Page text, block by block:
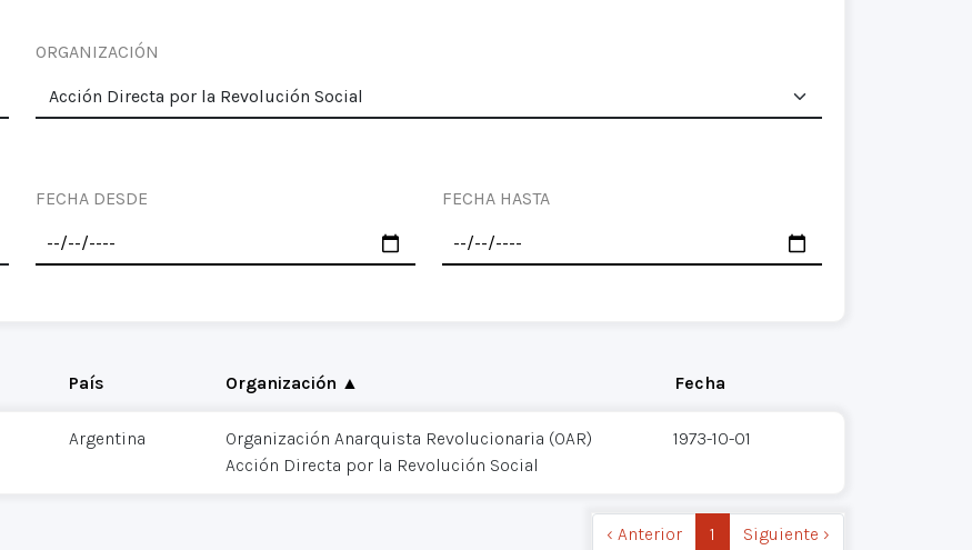
ORGANIZACIÓN
FECHA DESDE FECHA HASTA
País Organización ▲ Fecha
Argentina
Organización Anarquista Revolucionaria (OAR)
Acción Directa por la Revolución Social
1973-10-01
‹ Anterior 1 Siguiente ›